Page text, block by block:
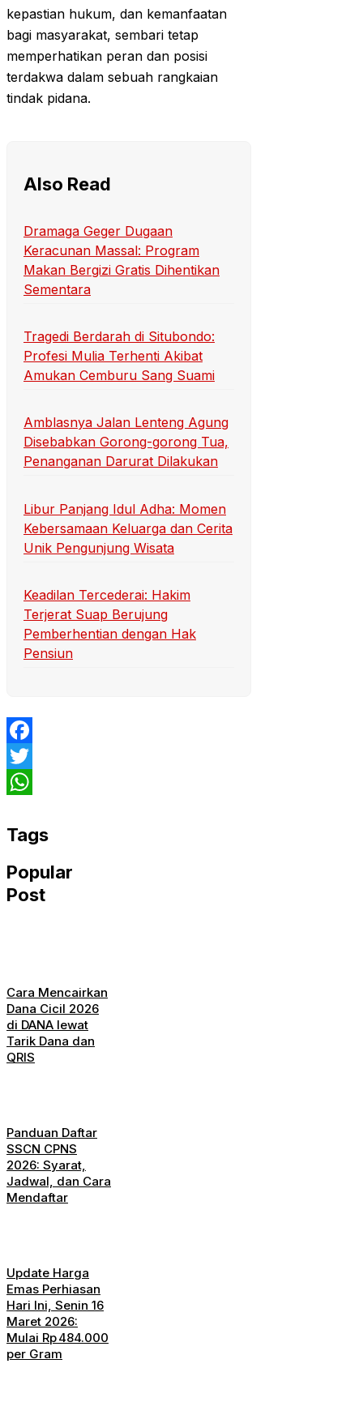
kepastian hukum, dan kemanfaatan
bagi masyarakat, sembari tetap
memperhatikan peran dan posisi
terdakwa dalam sebuah rangkaian
tindak pidana.
Also Read
Dramaga Geger Dugaan
Keracunan Massal: Program
Makan Bergizi Gratis Dihentikan
Sementara
Tragedi Berdarah di Situbondo:
Profesi Mulia Terhenti Akibat
Amukan Cemburu Sang Suami
Amblasnya Jalan Lenteng Agung
Disebabkan Gorong-gorong Tua,
Penanganan Darurat Dilakukan
Libur Panjang Idul Adha: Momen
Kebersamaan Keluarga dan Cerita
Unik Pengunjung Wisata
Keadilan Tercederai: Hakim
Terjerat Suap Berujung
Pemberhentian dengan Hak
Pensiun
Facebook
Twitter
Tags
Popular
Post
Cara Mencairkan
Dana Cicil 2026
di DANA lewat
Tarik Dana dan
QRIS
Panduan Daftar
SSCN CPNS
2026: Syarat,
Jadwal, dan Cara
Mendaftar
Update Harga
Emas Perhiasan
Hari Ini, Senin 16
Maret 2026:
Mulai Rp 484.000
per Gram